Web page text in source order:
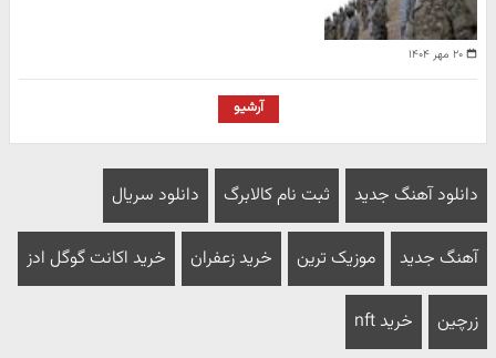
۲۰ مهر ۱۴۰۴
آرشیو
دانلود آهنگ جدید ثبت نام کالابرگ دانلود سریال
آهنگ جدید موزیک ترین خرید زعفران خرید اکانت گوگل ادز
زرچین خرید nft